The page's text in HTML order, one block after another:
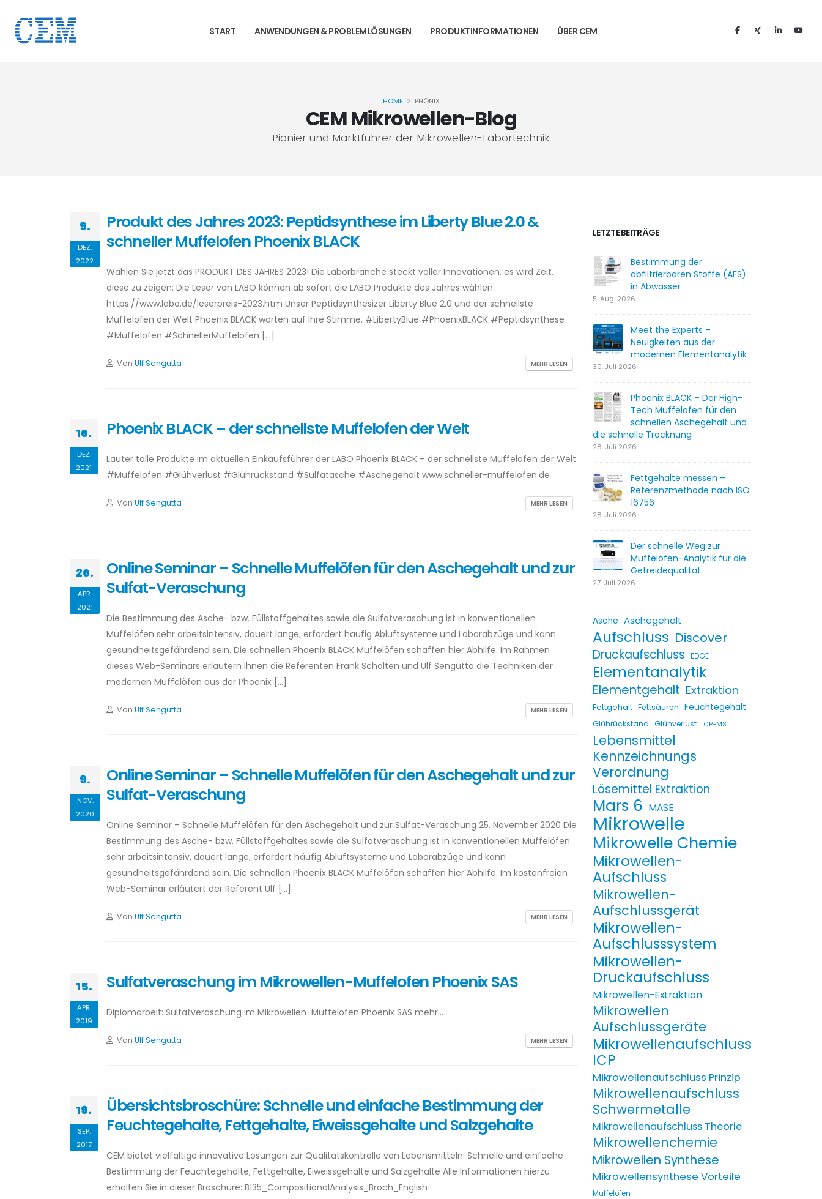
START ANWENDUNGEN & PROBLEMLÖSUNGEN PRODUKTINFORMATIONEN ÜBER CEM
CEM Mikrowellen-Blog
Pionier und Marktführer der Mikrowellen-Labortechnik
HOME PHÖNIX
LETZTE BEITRÄGE
Bestimmung der
abfiltrierbaren Stoffe (AFS)
in Abwasser
5. Aug. 2026
Meet the Experts –
Neuigkeiten aus der
modernen Elementanalytik
30. Juli 2026
Phoenix BLACK – Der High-
Tech Muffelofen für den
schnellen Aschegehalt und
die schnelle Trocknung
28. Juli 2026
Fettgehalte messen –
Referenzmethode nach ISO
16756
28. Juli 2026
Der schnelle Weg zur
Muffelofen-Analytik für die
Getreidequalität
27. Juli 2026
Asche Aschegehalt
Aufschluss Discover
Druckaufschluss EDGE
Elementanalytik
Elementgehalt Extraktion
Fettgehalt Fettsäuren Feuchtegehalt
Glührückstand Glühverlust ICP-MS
Lebensmittel
Kennzeichnungs
Verordnung
Lösemittel Extraktion
Mars 6 MASE
Mikrowelle
Mikrowelle Chemie
Mikrowellen-
Aufschluss
Mikrowellen-
Aufschlussgerät
Mikrowellen-
Aufschlusssystem
Mikrowellen-
Druckaufschluss
Mikrowellen-Extraktion
Mikrowellen
Aufschlussgeräte
Mikrowellenaufschluss
ICP
Mikrowellenaufschluss Prinzip
Mikrowellenaufschluss
Schwermetalle
Mikrowellenaufschluss Theorie
Mikrowellenchemie
Mikrowellen Synthese
Mikrowellensynthese Vorteile
Muffelofen
9.
DEZ.
2022
Produkt des Jahres 2023: Peptidsynthese im Liberty Blue 2.0 &
schneller Muffelofen Phoenix BLACK
Wählen Sie jetzt das PRODUKT DES JAHRES 2023! Die Laborbranche steckt voller Innovationen, es wird Zeit,
diese zu zeigen: Die Leser von LABO können ab sofort die LABO Produkte des Jahres wählen.
https://www.labo.de/leserpreis-2023.htm Unser Peptidsynthesizer Liberty Blue 2.0 und der schnellste
Muffelofen der Welt Phoenix BLACK warten auf Ihre Stimme. #LibertyBlue #PhoenixBLACK #Peptidsynthese
#Muffelofen #SchnellerMuffelofen […]
Von Ulf Sengutta MEHR LESEN
16.
DEZ.
2021
Phoenix BLACK – der schnellste Muffelofen der Welt
Lauter tolle Produkte im aktuellen Einkaufsführer der LABO Phoenix BLACK – der schnellste Muffelofen der Welt
#Muffelofen #Glühverlust #Glührückstand #Sulfatasche #Aschegehalt www.schneller-muffelofen.de
Von Ulf Sengutta MEHR LESEN
26.
APR.
2021
Online Seminar – Schnelle Muffelöfen für den Aschegehalt und zur
Sulfat-Veraschung
Die Bestimmung des Asche- bzw. Füllstoffgehaltes sowie die Sulfatveraschung ist in konventionellen
Muffelöfen sehr arbeitsintensiv, dauert lange, erfordert häufig Abluftsysteme und Laborabzüge und kann
gesundheitsgefährdend sein. Die schnellen Phoenix BLACK Muffelöfen schaffen hier Abhilfe. Im Rahmen
dieses Web-Seminars erläutern Ihnen die Referenten Frank Scholten und Ulf Sengutta die Techniken der
modernen Muffelöfen aus der Phoenix […]
Von Ulf Sengutta MEHR LESEN
9.
NOV.
2020
Online Seminar – Schnelle Muffelöfen für den Aschegehalt und zur
Sulfat-Veraschung
Online Seminar – Schnelle Muffelöfen für den Aschegehalt und zur Sulfat-Veraschung 25. November 2020 Die
Bestimmung des Asche- bzw. Füllstoffgehaltes sowie die Sulfatveraschung ist in konventionellen Muffelöfen
sehr arbeitsintensiv, dauert lange, erfordert häufig Abluftsysteme und Laborabzüge und kann
gesundheitsgefährdend sein. Die schnellen Phoenix BLACK Muffelöfen schaffen hier Abhilfe. Im kostenfreien
Web-Seminar erläutert der Referent Ulf […]
Von Ulf Sengutta MEHR LESEN
15.
APR.
2019
Sulfatveraschung im Mikrowellen-Muffelofen Phoenix SAS
Diplomarbeit: Sulfatveraschung im Mikrowellen-Muffelofen Phoenix SAS mehr…
Von Ulf Sengutta MEHR LESEN
19.
SEP.
2017
Übersichtsbroschüre: Schnelle und einfache Bestimmung der
Feuchtegehalte, Fettgehalte, Eiweissgehalte und Salzgehalte
CEM bietet vielfältige innovative Lösungen zur Qualitätskontrolle von Lebensmitteln: Schnelle und einfache
Bestimmung der Feuchtegehalte, Fettgehalte, Eiweissgehalte und Salzgehalte Alle Informationen hierzu
erhalten Sie in dieser Broschüre: B135_CompositionalAnalysis_Broch_English